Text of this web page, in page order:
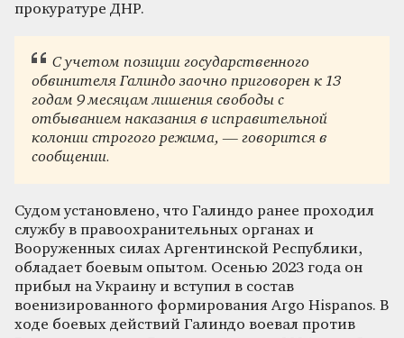
прокуратуре ДНР.
С учетом позиции государственного
обвинителя Галиндо заочно приговорен к 13
годам 9 месяцам лишения свободы с
отбыванием наказания в исправительной
колонии строгого режима, — говорится в
сообщении.
Судом установлено, что Галиндо ранее проходил
службу в правоохранительных органах и
Вооруженных силах Аргентинской Республики,
обладает боевым опытом. Осенью 2023 года он
прибыл на Украину и вступил в состав
военизированного формирования Argo Hispanos. В
ходе боевых действий Галиндо воевал против